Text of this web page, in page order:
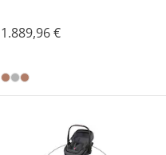
1.889,96 €